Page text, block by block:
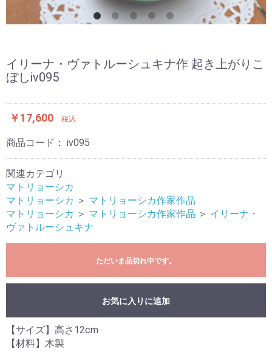
イリーナ・ヴァトルーシュキナ作 起き上がりこ
ぼしiv095
￥17,600 税込
商品コード： iv095
関連カテゴリ
マトリョーシカ
マトリョーシカ ＞ マトリョーシカ作家作品
マトリョーシカ ＞ マトリョーシカ作家作品 ＞ イリーナ・
ヴァトルーシュキナ
ただいま品切れ中です。
お気に入りに追加
【サイズ】高さ12cm
【材料】木製